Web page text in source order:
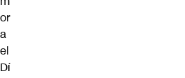
or
a
el
Dí